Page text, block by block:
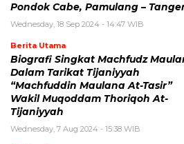
Pondok Cabe, Pamulang –
Wednesday, 18 Sep 2024 - 14:47 WIB
Berita Utama
Biografi Singkat Machfudz
Dalam Tarikat Tijaniyyah
“Machfuddin Maulana At-Tasir”
Wakil Muqoddam Thoriqoh At-
Tijaniyyah
Wednesday, 7 Aug 2024 - 15:38 WIB